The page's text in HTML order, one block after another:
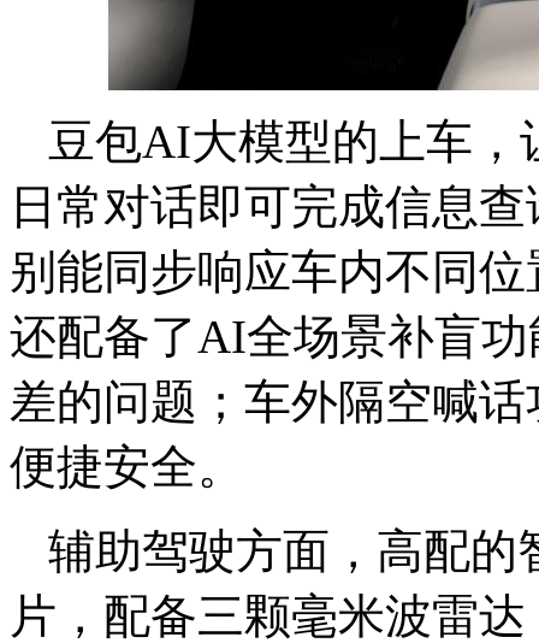
豆包AI大模型的上车
日常对话即可完成信息
别能同步响应车内不同
还配备了AI全场景补盲
差的问题；车外隔空喊
便捷安全。
辅助驾驶方面，高配的
片，配备三颗毫米波雷